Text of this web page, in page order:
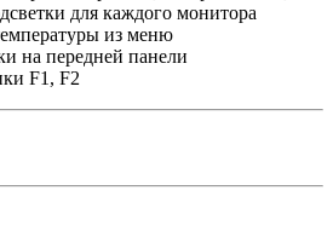
для каждого монитора
из меню
на передней панели
F1, F2